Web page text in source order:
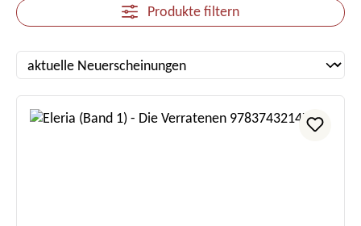
Produkte filtern